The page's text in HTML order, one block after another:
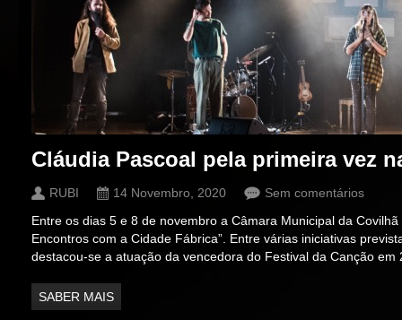
Cláudia Pascoal pela primeira vez
RUBI 14 Novembro, 2020
Sem comentários
Entre os dias 5 e 8 de novembro a Câmara Municipal da
Encontros com a Cidade Fábrica”. Entre várias iniciativas
destacou-se a atuação da vencedora do Festival da Canção
SABER MAIS